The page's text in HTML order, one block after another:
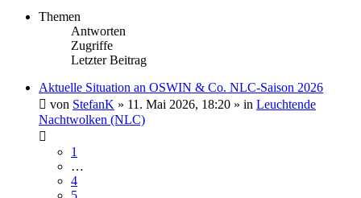
Themen
Antworten
Zugriffe
Letzter Beitrag
Aktuelle Situation an OSWIN & Co. NLC-Saison 2026
von StefanK » 11. Mai 2026, 18:20 » in Leuchtende
Nachtwolken (NLC)
1
…
4